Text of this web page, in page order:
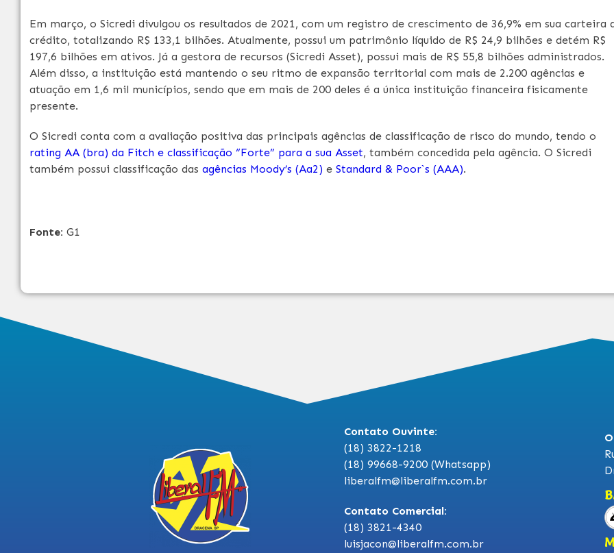
Em março, o Sicredi divulgou os resultados de 2021, com um registro de crescimento de 36,9% em sua carteira
crédito, totalizando R$ 133,1 bilhões. Atualmente, possui um patrimônio líquido de R$ 24,9 bilhões e detém R$
197,6 bilhões em ativos. Já a gestora de recursos (Sicredi Asset), possui mais de R$ 55,8 bilhões administrados.
Além disso, a instituição está mantendo o seu ritmo de expansão territorial com mais de 2.200 agências e
atuação em 1,6 mil municípios, sendo que em mais de 200 deles é a única instituição financeira fisicamente
presente.
O Sicredi conta com a avaliação positiva das principais agências de classificação de risco do mundo, tendo o
rating AA (bra) da Fitch e classificação “Forte” para a sua Asset, também concedida pela agência. O Sicredi
também possui classificação das agências Moody’s (Aa2) e Standard & Poor`s (AAA).
Fonte: G1
Contato Ouvinte:
(18) 3822-1218
(18) 99668-9200 (Whatsapp)
liberalfm@liberalfm.com.br
Contato Comercial:
(18) 3821-4340
luisjacon@liberalfm.com.br